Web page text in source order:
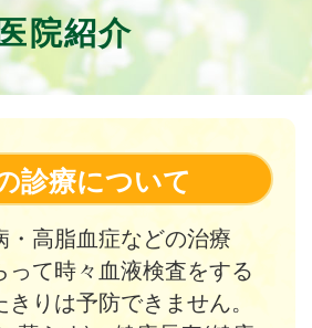
院紹介
診療について
・高脂血症などの治療
って時々血液検査をする
りは予防できません。